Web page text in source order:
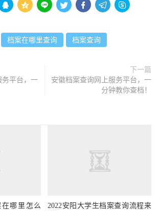
      
档案在哪里查询 档案查询
务平台，一
下一篇
安徽档案查询网上服务平台，一
分钟教你查档！
哪里怎么
2022安阳大学生档案查询流程来